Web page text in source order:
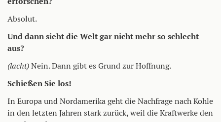
Absolut.
Und dann sieht die Welt gar nicht mehr so schlecht
aus?
(lacht)Nein. Dann gibt es Grund zur Hoffnung.
Schießen Sie los!
In Europa und Nordamerika geht die Nachfrage nach Kohle
in den letzten Jahren stark zurück, weil die Kraftwerke den